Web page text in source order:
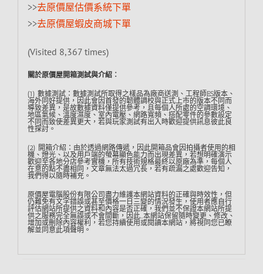
>>去原價屋估價系統下單
>>去原價屋蝦皮商城下單
(Visited 8,367 times)
關於原價屋開箱測試與介紹︰
(1) 數據測試：數據測試所取得之樣品為廠商送測、工程師ES版本、
海外同好提供，因此會因首發的韌體調校與正式上市的版本不同而
導致差異，是故數據資料僅提供參考，且每個人所處的空調環境、
地區氣候、溫度濕度、室內電壓、網路寬頻、搭配零件的參數設定
不同而致使差異更大，若與玩家測試有出入時歡迎提供訊息彼此良
性探討。
(2) 開箱介紹：由於透過網路傳遞，因此開箱品會因拍攝者使用的相
機、燈光、以及用戶端的螢幕顯色能力而出現差異，若想明確演示
歡迎至各地分店參考實機，所有技術規格最終以原廠為準，每個人
在意的點不盡相同，文章無法太過冗長，若有疏漏之處歡迎告知，
我們得以隨時補充。
原價屋電腦股份有限公司盡力維護本網站資料的正確與時效性，但
仍難免有文字錯誤或甚至價格一日三變的情況發生，使用者應自行
評估網站所提供之資料和內容是否正確，我們並不保證本網站所提
供之服務完全無誤或不會間斷，因此…本網站保留隨時變更、修改、
增加或刪除內容權利，若您持續使用或閱讀本網站，將視同您已瞭
解並同意此項聲明。